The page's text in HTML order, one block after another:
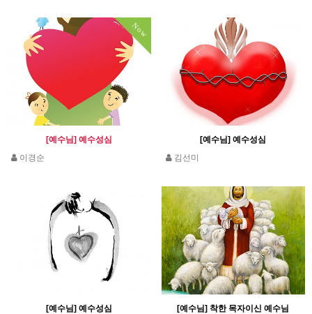
Now
[예수님] 예수성심
이경순
[예수님] 예수성심
김선미
[예수님] 예수성심
[예수님] 착한 목자이신 예수님